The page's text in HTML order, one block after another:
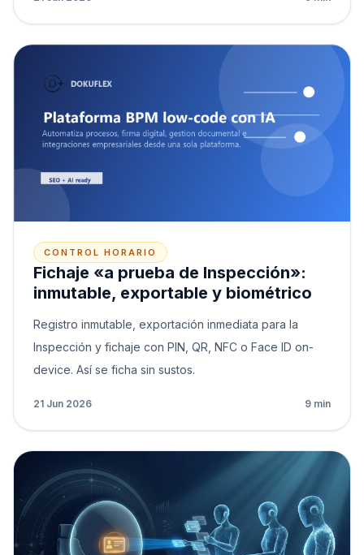
CONTROL HORARIO
Fichaje «a prueba de Inspección»:
inmutable, exportable y biométrico
Registro inmutable, exportación inmediata para la
Inspección y fichaje con PIN, QR, NFC o Face ID on-
device. Así se ficha sin sustos.
21 Jun 2026 9 min